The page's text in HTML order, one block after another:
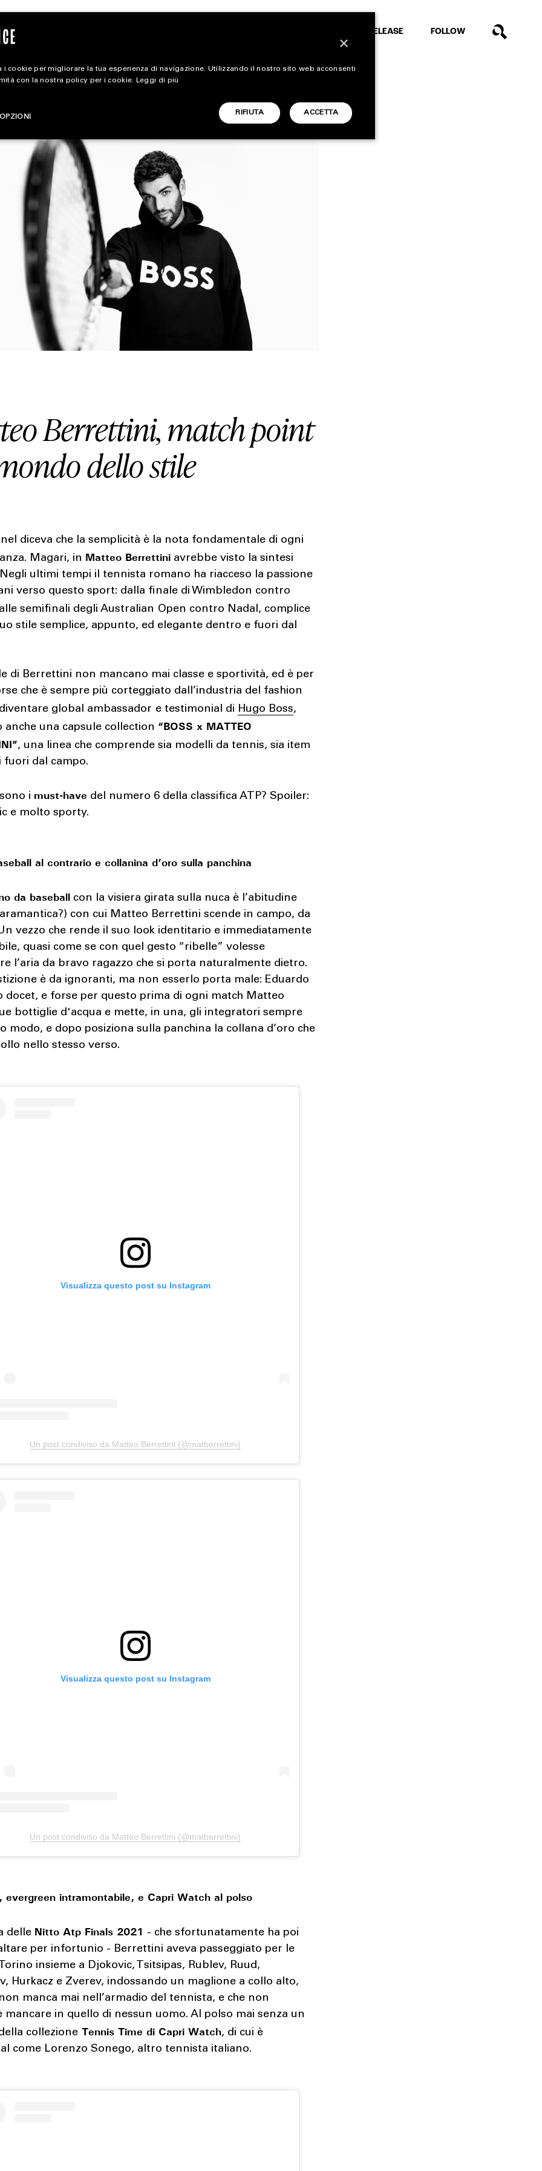
CARICA ALTRI
RELEASE FOLLOW
STYLE
FOOTWEAR
ACCESSORIES
Berrettini, match point
dello stile
diceva che la semplicità è la nota fondamentale di ogni
Magari, in Matteo Berrettini avrebbe visto la sintesi
ultimi tempi il tennista romano ha riacceso la passione
verso questo sport: dalla finale di Wimbledon contro
semifinali degli Australian Open contro Nadal, complice
stile semplice, appunto, ed elegante dentro e fuori dal
di Berrettini non mancano mai classe e sportività, ed è per
che è sempre più corteggiato dall’industria del fashion
global ambassador e testimonial di Hugo Boss,
anche una capsule collection “BOSS x MATTEO
, una linea che comprende sia modelli da tennis, sia item
fuori dal campo.
i must-have del numero 6 della classifica ATP? Spoiler:
e molto sporty.
al contrario e collanina d’oro sulla panchina
da baseball con la visiera girata sulla nuca è l’abitudine
con cui Matteo Berrettini scende in campo, da
vezzo che rende il suo look identitario e immediatamente
quasi come se con quel gesto “ribelle” volesse
l’aria da bravo ragazzo che si porta naturalmente dietro.
è da ignoranti, ma non esserlo porta male: Eduardo
docet, e forse per questo prima di ogni match Matteo
bottiglie d'acqua e mette, in una, gli integratori sempre
modo, e dopo posiziona sulla panchina la collana d’oro che
nello stesso verso.
Visualizza questo post su Instagram
Un post condiviso da Matteo Berrettini (@matberrettini)
Visualizza questo post su Instagram
Un post condiviso da Matteo Berrettini (@matberrettini)
evergreen intramontabile, e Capri Watch al polso
delle Nitto Atp Finals 2021 - che sfortunatamente ha poi
per infortunio - Berrettini aveva passeggiato per le
insieme a Djokovic, Tsitsipas, Rublev, Ruud,
Hurkacz e Zverev, indossando un maglione a collo alto,
manca mai nell’armadio del tennista, e che non
mancare in quello di nessun uomo. Al polso mai senza un
collezione Tennis Time di Capri Watch, di cui è
come Lorenzo Sonego, altro tennista italiano.
×
i cookie per migliorare la tua esperienza di navigazione. Utilizzando il nostro sito web acconsenti
con la nostra policy per i cookie. Leggi di più
ACCETTA
RIFIUTA